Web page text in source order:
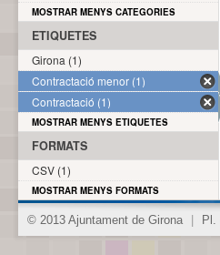
MOSTRAR MENYS CATEGORIES
ETIQUETES
Girona (1)
Contractació menor (1)
Contractació (1)
MOSTRAR MENYS ETIQUETES
FORMATS
CSV (1)
MOSTRAR MENYS FORMATS
© 2013 Ajuntament de Girona Pl.